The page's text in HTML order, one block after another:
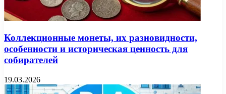
Коллекционные монеты, их разновидности,
особенности и историческая ценность для
собирателей
19.03.2026